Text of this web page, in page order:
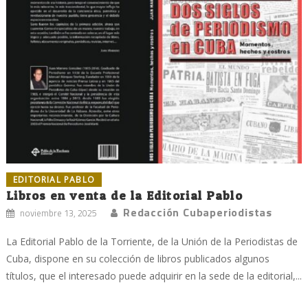
EDITORIAL PABLO
Libros en venta de la Editorial Pablo
noviembre 13, 2025 Redacción Cubaperiodistas
La Editorial Pablo de la Torriente, de la Unión de la Periodistas de
Cuba, dispone en su colección de libros publicados algunos
títulos, que el interesado puede adquirir en la sede de la editorial,...